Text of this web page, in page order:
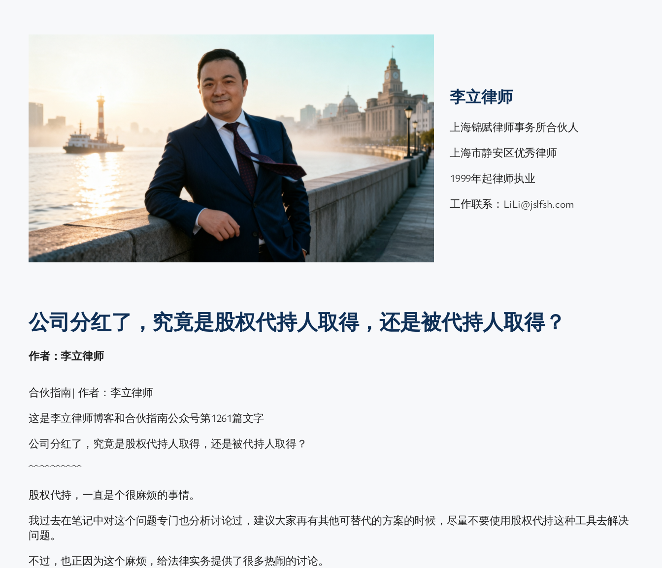
李立律师
上海锦赋律师事务所合伙人
上海市静安区优秀律师
1999年起律师执业
工作联系：LiLi@jslfsh.com
公司分红了，究竟是股权代持人取得，还是被代持人取得？
作者：李立律师
合伙指南| 作者：李立律师
这是李立律师博客和合伙指南公众号第1261篇文字
公司分红了，究竟是股权代持人取得，还是被代持人取得？
﹌﹌﹌﹌﹌
股权代持，一直是个很麻烦的事情。
我过去在笔记中对这个问题专门也分析讨论过，建议大家再有其他可替代的方案的时候，尽量不要使用股权代持这种工具去解决
问题。
不过，也正因为这个麻烦，给法律实务提供了很多热闹的讨论。